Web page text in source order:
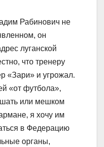
Рабинович не
он
луганской
что тренеру
«Зари» и угрожал.
«от футбола»,
или мешком
я хочу им
в Федерацию
органы,